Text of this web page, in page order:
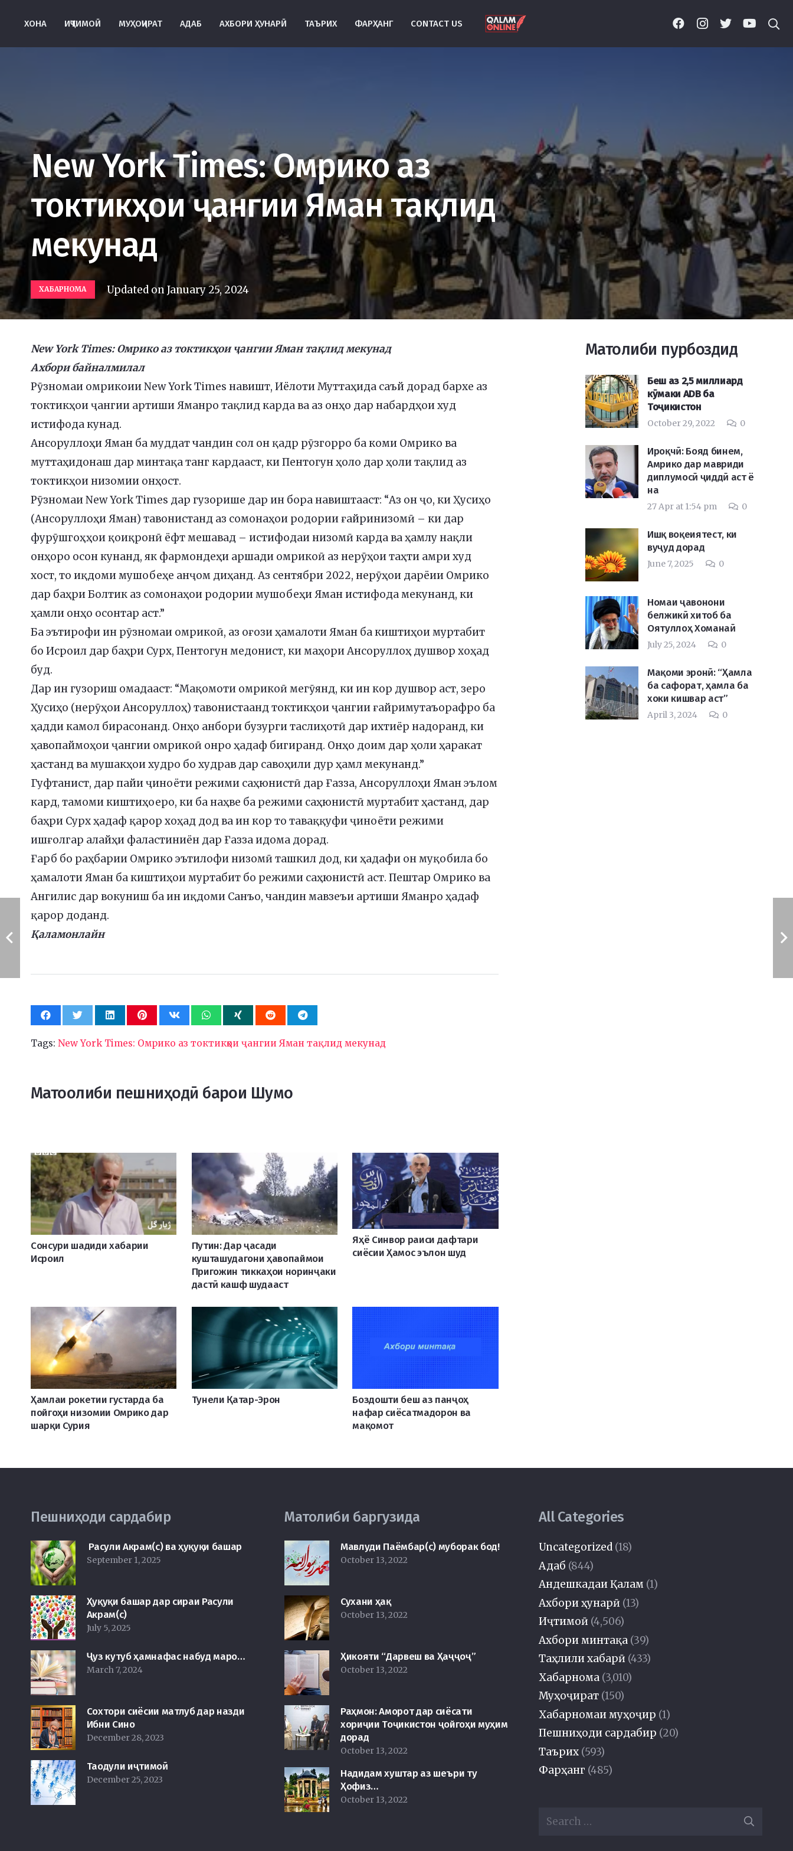
ХОНА ИҶТИМОӢ МУҲОҶИРАТ АДАБ АХБОРИ ҲУНАРӢ ТАЪРИХ ФАРҲАНГ CONTACT US
New York Times: Омрико аз
токтикҳои ҷангии Яман тақлид
мекунад
ХАБАРНОМА Updated onJanuary 25, 2024
New York Times: Омрико аз токтикҳои ҷангии Яман тақлид мекунад
Ахбори байналмилал
Рӯзномаи омрикоии New York Times навишт, Иёлоти Муттаҳида саъй дорад бархе аз
токтикҳои ҷангии артиши Яманро тақлид карда ва аз онҳо дар набардҳои худ
истифода кунад.
Ансоруллоҳи Яман ба муддат чандин сол он қадр рӯзгорро ба коми Омрико ва
муттаҳидонаш дар минтақа танг кардааст, ки Пентогун ҳоло дар ҳоли тақлид аз
токтикҳои низомии онҳост.
Рӯзномаи New York Times дар гузорише дар ин бора навиштааст: “Аз он ҷо, ки Ҳусиҳо
(Ансоруллоҳи Яман) тавонистанд аз сомонаҳои родории ғайринизомӣ – ки дар
фурӯшгоҳҳои қоиқронӣ ёфт мешавад – истифодаи низомӣ карда ва ҳамлу нақли
онҳоро осон кунанд, як фармондеҳи аршади омрикоӣ аз нерӯҳои таҳти амри худ
хост, то иқдоми мушобеҳе анҷом диҳанд. Аз сентябри 2022, нерӯҳои дарёии Омрико
дар баҳри Болтик аз сомонаҳои родории мушобеҳи Яман истифода мекунанд, ки
ҳамли онҳо осонтар аст.”
Ба эътирофи ин рӯзномаи омрикоӣ, аз оғози ҳамалоти Яман ба киштиҳои муртабит
бо Исроил дар баҳри Сурх, Пентогун медонист, ки маҳори Ансоруллоҳ душвор хоҳад
буд.
Дар ин гузориш омадааст: “Мақомоти омрикоӣ мегӯянд, ки ин кор душвор аст, зеро
Ҳусиҳо (нерӯҳои Ансоруллоҳ) тавонистаанд токтикҳои ҷангии ғайримутаъорафро ба
ҳадди камол бирасонанд. Онҳо анбори бузурги таслиҳотӣ дар ихтиёр надоранд, ки
ҳавопаймоҳои ҷангии омрикоӣ онро ҳадаф бигиранд. Онҳо доим дар ҳоли ҳаракат
ҳастанд ва мушакҳои худро бо худрав дар савоҳили дур ҳамл мекунанд.”
Гуфтанист, дар пайи ҷиноёти режими саҳюнистӣ дар Ғазза, Ансоруллоҳи Яман эълом
кард, тамоми киштиҳоеро, ки ба наҳве ба режими саҳюнистӣ муртабит ҳастанд, дар
баҳри Сурх ҳадаф қарор хоҳад дод ва ин кор то таваққуфи ҷиноёти режими
ишғолгар алайҳи фаластиниён дар Ғазза идома дорад.
Ғарб бо раҳбарии Омрико эътилофи низомӣ ташкил дод, ки ҳадафи он муқобила бо
ҳамалоти Яман ба киштиҳои муртабит бо режими саҳюнистӣ аст. Пештар Омрико ва
Ангилис дар вокуниш ба ин иқдоми Санъо, чандин мавзеъи артиши Яманро ҳадаф
қарор доданд.
Қаламонлайн
Tags: New York Times: Омрико аз токтикҳои ҷангии Яман тақлид мекунад
Матоолиби пешниҳодӣ барои Шумо
Сонсури шадиди хабарии
Исроил
Путин: Дар ҷасади
кушташудагони ҳавопаймои
Пригожин тиккаҳои норинҷаки
дастӣ кашф шудааст
Яҳё Синвор раиси дафтари
сиёсии Ҳамос эълон шуд
Ҳамлаи рокетии густарда ба
пойгоҳи низомии Омрико дар
шарқи Сурия
Тунели Қатар-Эрон
Боздошти беш аз панҷоҳ
нафар сиёсатмадорон ва
мақомот
Матолиби пурбоздид
Беш аз 2,5 миллиард
кӯмаки ADB ба
Тоҷикистон
October 29, 2022 0
Ироқчӣ: Бояд бинем,
Амрико дар мавриди
диплумосӣ ҷиддӣ аст ё
на
27 Apr at 1:54 pm 0
Ишқ воқеиятест, ки
вуҷуд дорад
June 7, 2025 0
Номаи ҷавонони
белжикӣ хитоб ба
Оятуллоҳ Хоманаӣ
July 25, 2024 0
Мақоми эронӣ: “Ҳамла
ба сафорат, ҳамла ба
хоки кишвар аст”
April 3, 2024 0
Пешниҳоди сардабир
Расули Акрам(с) ва ҳуқуқи башар
September 1, 2025
Ҳуқуқи башар дар сираи Расули
Акрам(с)
July 5, 2025
Ҷуз кутуб ҳамнафас набуд маро…
March 7, 2024
Сохтори сиёсии матлуб дар назди
Ибни Сино
December 28, 2023
Таодули иҷтимоӣ
December 25, 2023
Матолиби баргузида
Мавлуди Паёмбар(с) муборак бод!
October 13, 2022
Сухани ҳақ
October 13, 2022
Ҳикояти “Дарвеш ва Ҳаҷҷоҷ”
October 13, 2022
Раҳмон: Аморот дар сиёсати
хориҷии Тоҷикистон ҷойгоҳи муҳим
дорад
October 13, 2022
Надидам хуштар аз шеъри ту
Ҳофиз…
October 13, 2022
All Categories
Uncategorized(18)
Адаб (844)
Андешкадаи Қалам(1)
Ахбори ҳунарӣ (13)
Иҷтимоӣ (4,506)
Ахбори минтақа(39)
Таҳлили хабарӣ (433)
Хабарнома(3,010)
Муҳоҷират(150)
Хабарномаи муҳоҷир (1)
Пешниҳоди сардабир (20)
Таърих(593)
Фарҳанг (485)
Search